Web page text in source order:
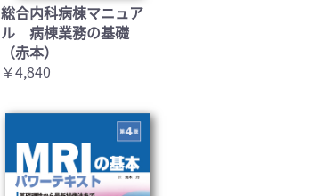
総合内科病棟マニュア
ル 病棟業務の基礎
（赤本）
￥4,840